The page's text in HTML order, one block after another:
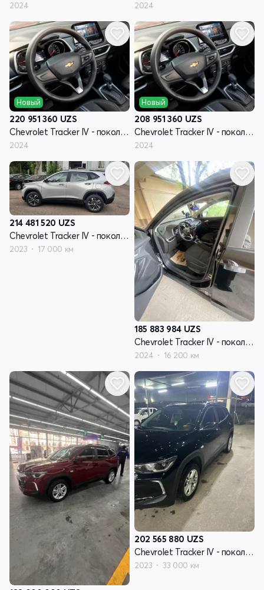
2024 2024
Новый
220 951 360 UZS
Chevrolet Tracker IV - поколение
2024
Новый
208 951 360 UZS
Chevrolet Tracker IV - поколение
2024
214 481 520 UZS
Chevrolet Tracker IV - поколение
2023 17 000 км
185 883 984 UZS
Chevrolet Tracker IV - поколение
2024 16 200 км
202 565 880 UZS
Chevrolet Tracker IV - поколение
2023 33 000 км